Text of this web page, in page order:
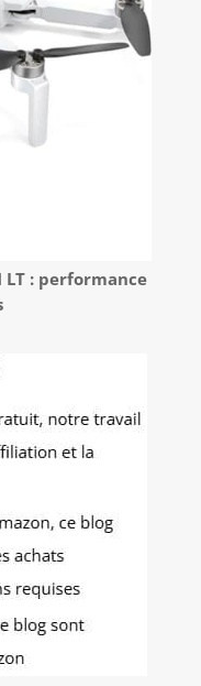
LT : performance